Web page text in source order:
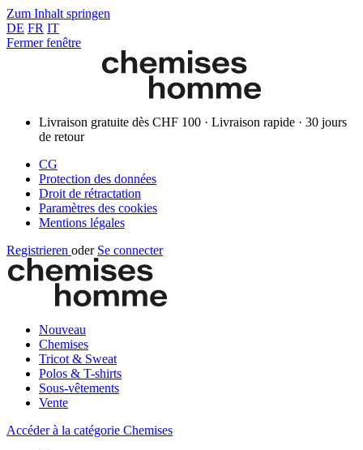
Zum Inhalt springen
DE FR IT
Fermer fenêtre
Livraison gratuite dès CHF 100 · Livraison rapide · 30 jours
de retour
CG
Protection des données
Droit de rétractation
Paramètres des cookies
Mentions légales
Registrieren oder Se connecter
Nouveau
Chemises
Tricot & Sweat
Polos & T-shirts
Sous-vêtements
Vente
Accéder à la catégorie Chemises